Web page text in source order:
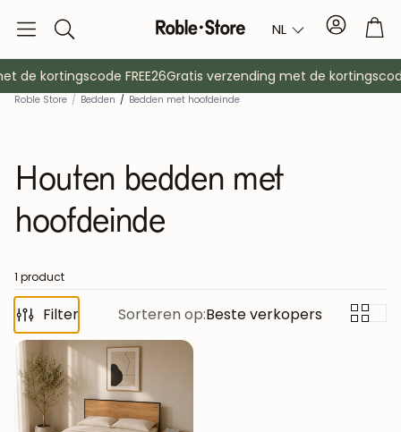
Zoek
op
NL Account
Kapstokken
de kortingscode FREE26Gratis verzending met de kortingscode
Roble Store / Bedden / Bedden met hoofdeinde
Houten bedden met
hoofdeinde
1 product
Filter Sorteren op:Beste verkopers